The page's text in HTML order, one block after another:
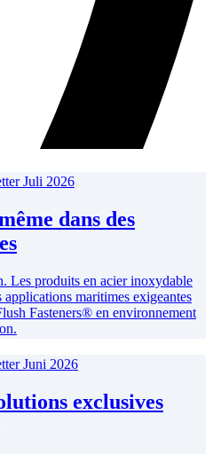
dans des
Les produits en acier inoxydable
maritimes exigeantes
Fasteners® en environnement
exclusives